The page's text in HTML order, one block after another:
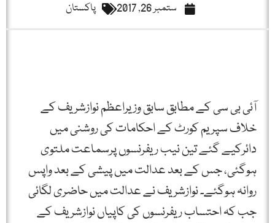
ستمبر 26, 2017 پاکستان
آئی بی سی کے مطابق سابق وزیراعظم نوازشریف کے
خلاف سپریم کورٹ کے احکامات کی روشنی میں
دائرکیے گئے تین نیب ریفرنسوں پرسماعت ملتوی
ہوگئی، جس کے بعد عدالت میں پیشی کے بعد واپس
روانہ ہوگئے۔ نوازشریف نے عدالت میں حاضری لگائی
جب کہ احتساب ریفرنسوں کی کاپیاں نوازشریف کے